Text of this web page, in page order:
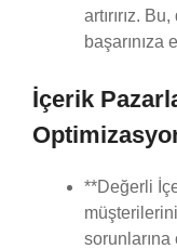
artırırız.
başarınıza
İçerik
**Değerli
sorunlarına